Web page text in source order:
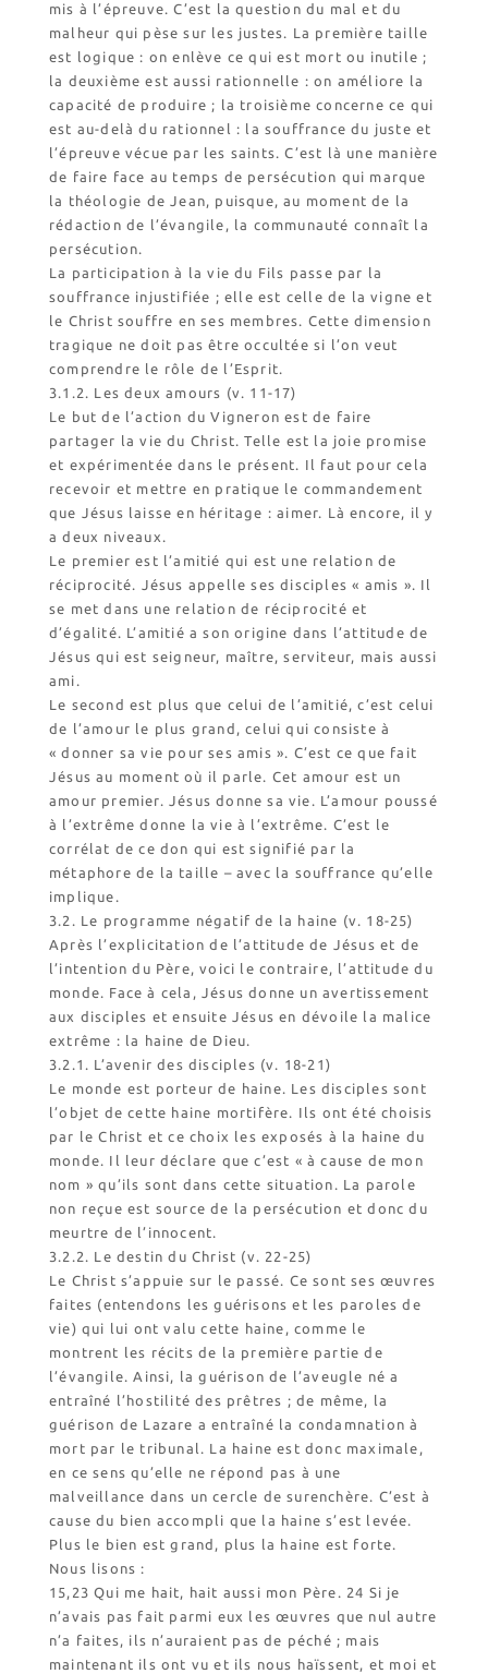
mis à l’épreuve. C’est la question du mal et du
malheur qui pèse sur les justes. La première taille
est logique : on enlève ce qui est mort ou inutile ;
la deuxième est aussi rationnelle : on améliore la
capacité de produire ; la troisième concerne ce qui
est au-delà du rationnel : la souffrance du juste et
l’épreuve vécue par les saints. C’est là une manière
de faire face au temps de persécution qui marque
la théologie de Jean, puisque, au moment de la
rédaction de l’évangile, la communauté connaît la
persécution.
La participation à la vie du Fils passe par la
souffrance injustifiée ; elle est celle de la vigne et
le Christ souffre en ses membres. Cette dimension
tragique ne doit pas être occultée si l’on veut
comprendre le rôle de l’Esprit.
3.1.2. Les deux amours (v. 11-17)
Le but de l’action du Vigneron est de faire
partager la vie du Christ. Telle est la joie promise
et expérimentée dans le présent. Il faut pour cela
recevoir et mettre en pratique le commandement
que Jésus laisse en héritage : aimer. Là encore, il y
a deux niveaux.
Le premier est l’amitié qui est une relation de
réciprocité. Jésus appelle ses disciples « amis ». Il
se met dans une relation de réciprocité et
d’égalité. L’amitié a son origine dans l’attitude de
Jésus qui est seigneur, maître, serviteur, mais aussi
ami.
Le second est plus que celui de l’amitié, c’est celui
de l’amour le plus grand, celui qui consiste à
« donner sa vie pour ses amis ». C’est ce que fait
Jésus au moment où il parle. Cet amour est un
amour premier. Jésus donne sa vie. L’amour poussé
à l’extrême donne la vie à l’extrême. C’est le
corrélat de ce don qui est signifié par la
métaphore de la taille – avec la souffrance qu’elle
implique.
3.2. Le programme négatif de la haine (v. 18-25)
Après l’explicitation de l’attitude de Jésus et de
l’intention du Père, voici le contraire, l’attitude du
monde. Face à cela, Jésus donne un avertissement
aux disciples et ensuite Jésus en dévoile la malice
extrême : la haine de Dieu.
3.2.1. L’avenir des disciples (v. 18-21)
Le monde est porteur de haine. Les disciples sont
l’objet de cette haine mortifère. Ils ont été choisis
par le Christ et ce choix les exposés à la haine du
monde. Il leur déclare que c’est « à cause de mon
nom » qu’ils sont dans cette situation. La parole
non reçue est source de la persécution et donc du
meurtre de l’innocent.
3.2.2. Le destin du Christ (v. 22-25)
Le Christ s’appuie sur le passé. Ce sont ses œuvres
faites (entendons les guérisons et les paroles de
vie) qui lui ont valu cette haine, comme le
montrent les récits de la première partie de
l’évangile. Ainsi, la guérison de l’aveugle né a
entraîné l’hostilité des prêtres ; de même, la
guérison de Lazare a entraîné la condamnation à
mort par le tribunal. La haine est donc maximale,
en ce sens qu’elle ne répond pas à une
malveillance dans un cercle de surenchère. C’est à
cause du bien accompli que la haine s’est levée.
Plus le bien est grand, plus la haine est forte.
Nous lisons :
15,23 Qui me hait, hait aussi mon Père. 24 Si je
n’avais pas fait parmi eux les œuvres que nul autre
n’a faites, ils n’auraient pas de péché ; mais
maintenant ils ont vu et ils nous haïssent, et moi et